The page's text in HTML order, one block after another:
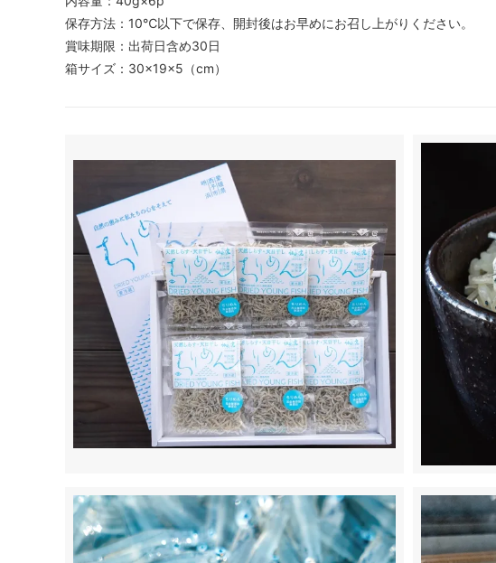
保存方法：10℃以下で保存、開封後はお早めにお召し上がりください。
賞味期限：出荷日含め30日
箱サイズ：30×19×5（cm）